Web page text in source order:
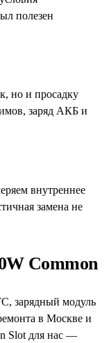
полезен
но и просадку
заряд АКБ и
внутреннее
замена не
Common
зарядный модуль
в Москве и
Slot для нас —